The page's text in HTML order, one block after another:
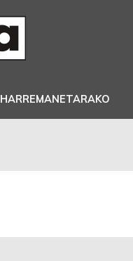
HARREMANETARAKO